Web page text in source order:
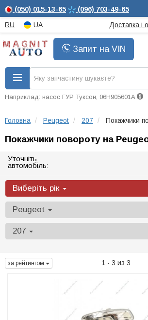
(050) 015-13-65 (096) 703-49-65
RU UA Доставка і
Запит на VIN
Наприклад: насос ГУР Туксон, 06H905601A
Головна Peugeot 207 Покажчики
Покажчики повороту на
Уточніть
автомобіль:
Виберіть рік
Peugeot
207
за рейтингом 1 - 3 из 3